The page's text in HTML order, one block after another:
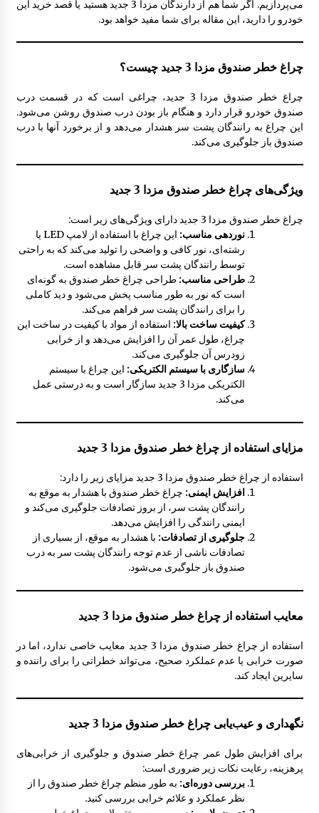
مقاومت سپر جلو مزدا 323 GLX , FL
5:03 ب.ظ
چراغ جلو مزدا 323 GLX , FL
10:12 ق.ظ
12:24 ب.ظ
نمدی درب موتور مزدا 323 GLX , FL
8:05 ق.ظ
جلو پنجره مزدا 323 GLX , FL
سردنده مزدا 323 GLX , FL
8:21 ق.ظ
می‌پردازیم. اگر شما هم از دارندگان مزدا 3 جدید هستید یا قصد خرید این
خودرو را دارید، این مقاله برای شما مفید خواهد بود.
چراغ خطر صندوق مزدا 3 جدید چیست؟
چراغ خطر صندوق مزدا 3 جدید، چراغی است که در قسمت درب
صندوق خودرو قرار دارد و هنگام باز بودن درب صندوق روشن می‌شود.
این چراغ به رانندگان پشت سر هشدار می‌دهد و از برخورد آنها با درب
صندوق باز جلوگیری می‌کند.
ویژگی‌های چراغ خطر صندوق مزدا 3 جدید
چراغ خطر صندوق مزدا 3 جدید دارای ویژگی‌های زیر است:
نوردهی مناسب:
این چراغ با استفاده از لامپ LED یا
رشته‌ای، نور کافی و واضحی را تولید می‌کند که به راحتی
توسط رانندگان پشت سر قابل مشاهده است.
طراحی مناسب: طراحی چراغ خطر صندوق به گونه‌ای
است که نور به طور مناسب پخش می‌شود و دید کاملی
را برای رانندگان پشت سر فراهم می‌کند.
کیفیت ساخت بالا: استفاده از مواد با کیفیت در ساخت این
چراغ، طول عمر آن را افزایش می‌دهد و از خرابی
زودرس آن جلوگیری می‌کند.
سازگاری با سیستم الکتریکی: این چراغ با سیستم
الکتریکی مزدا 3 جدید سازگار است و به درستی عمل
می‌کند.
مزایای استفاده از چراغ خطر صندوق مزدا 3 جدید
استفاده از چراغ خطر صندوق مزدا 3 جدید مزایای زیر را دارد:
افزایش ایمنی: چراغ خطر صندوق با هشدار به موقع به
رانندگان پشت سر، از بروز تصادفات جلوگیری می‌کند و
ایمنی رانندگی را افزایش می‌دهد.
جلوگیری از تصادفات: با هشدار به موقع، از بسیاری از
تصادفات ناشی از عدم توجه رانندگان پشت سر به درب
صندوق باز جلوگیری می‌شود.
معایب استفاده از چراغ خطر صندوق مزدا 3 جدید
استفاده از چراغ خطر صندوق مزدا 3 جدید معایب خاصی ندارد، اما در
صورت خرابی یا عدم عملکرد صحیح، می‌تواند خطراتی را برای راننده و
سایرین ایجاد کند.
نگهداری و عیب‌یابی چراغ خطر صندوق مزدا 3 جدید
برای افزایش طول عمر چراغ خطر صندوق و جلوگیری از خرابی‌های
پرهزینه، رعایت نکات زیر ضروری است:
بررسی دوره‌ای: به طور منظم چراغ خطر صندوق را از
نظر عملکرد و علائم خرابی بررسی کنید.